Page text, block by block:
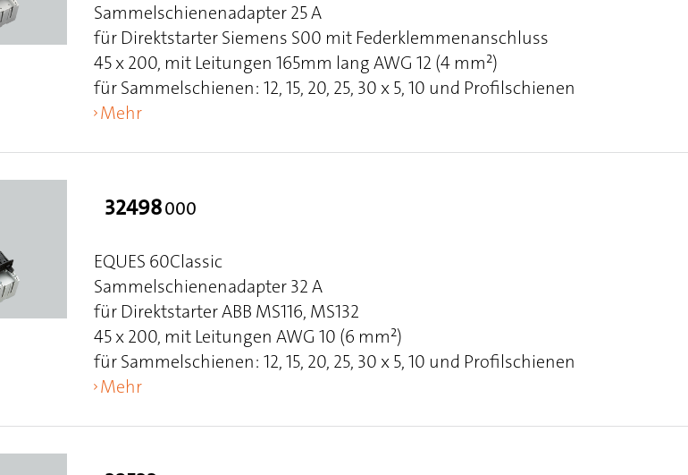
Sammelschienenadapter 25 A
für Direktstarter Siemens S00 mit Federklemmenanschluss
45 x 200, mit Leitungen 165mm lang AWG 12 (4 mm²)
für Sammelschienen: 12, 15, 20, 25, 30 x 5, 10 und Profilschienen
Mehr
32498000
EQUES 60Classic
Sammelschienenadapter 32 A
für Direktstarter ABB MS116, MS132
45 x 200, mit Leitungen AWG 10 (6 mm²)
für Sammelschienen: 12, 15, 20, 25, 30 x 5, 10 und Profilschienen
Mehr